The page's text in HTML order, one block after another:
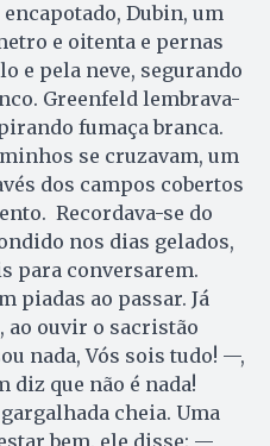
Dubin, um
e oitenta e pernas
e pela neve, segurando
Greenfeld lembrava-
fumaça branca.
se cruzavam, um
dos campos cobertos
Recordava-se do
nos dias gelados,
para conversarem.
piadas ao passar. Já
ao ouvir o sacristão
nada, Vós sois tudo! —,
diz que não é nada!
cheia. Uma